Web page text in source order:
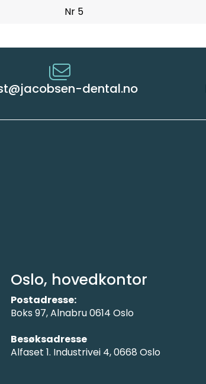
Nr 5
dental.no
Oslo, hovedkontor
Postadresse:
Boks 97, Alnabru 0614 Oslo
Besøksadresse
Alfaset 1. Industrivei 4, 0668 Oslo